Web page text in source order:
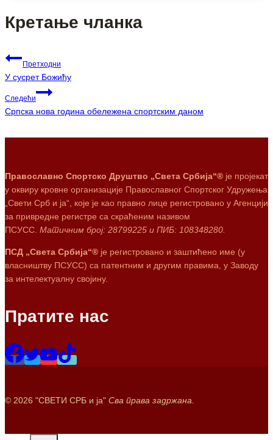
Кретање чланка
Претходни
У сусрет Божићу
Следећи
Српска нова година обележена спортским даном
Православно Спортско Друштво „Света Србија“® је пројекат
у оквиру кровне организације Православног Спортског Удружења
„Свети Срб и ја“, које је као правно лице регистровано у Агенцији
за привредне регистре са скраћеним називом
ПСУСС. Матичним број: 28799225 и ПИБ: 108348280.
ПСД „Света Србија“® је регистровано и заштићено име (у
власништву ПСУСС) са патентним и другим правима, у Заводу
за интелектуалну својину.
Пратите нас
© 2026 "СВЕТИ СРБ и ја" Сва права задржана.